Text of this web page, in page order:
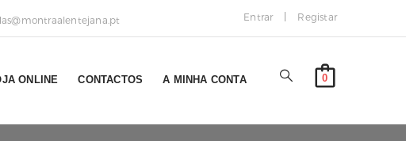
Entrar Registar
0
ONLINE CONTACTOS A MINHA CONTA